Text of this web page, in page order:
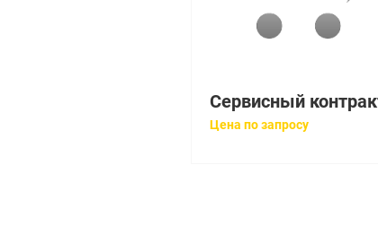
Цена по запросу